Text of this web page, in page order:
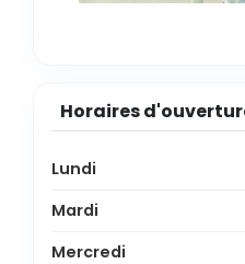
Horaires
Lundi
Mardi
Mercredi